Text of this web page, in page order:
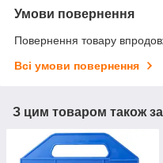
Умови повернення
Повернення товару
Всі умови повернення
З цим товаром також